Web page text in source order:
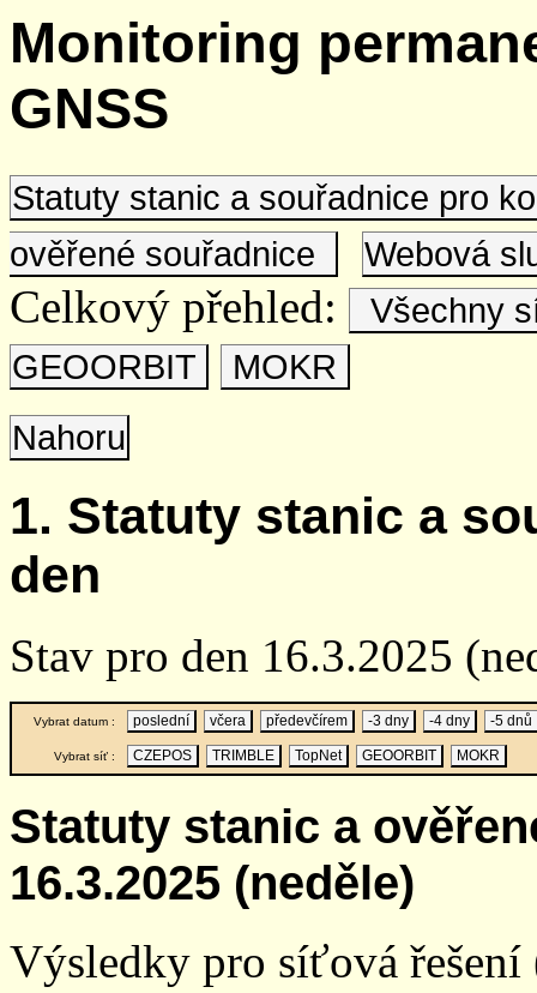
Monitoring
GNSS
Statuty stanic a souřadnice pro
ověřené souřadnice
Webová
Celkový přehled:
Všechny
GEOORBIT
MOKR
Nahoru
1. Statuty stanic a
den
Stav pro den 16.3.2025
Vybrat datum : poslední včera předevčírem -3 dny -4 dny -5 dnů
Vybrat síť : CZEPOS TRIMBLE TopNet GEOORBIT MOKR
Statuty stanic a
16.3.2025 (neděle)
Výsledky pro síťová